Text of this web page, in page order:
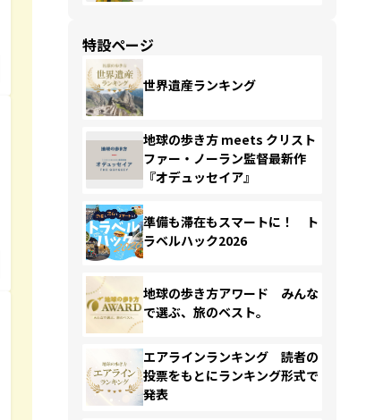
特設ページ
世界遺産ランキング
地球の歩き方 meets クリスト
ファー・ノーラン監督最新作
『オデュッセイア』
準備も滞在もスマートに！ ト
ラベルハック2026
地球の歩き方アワード みんな
で選ぶ、旅のベスト。
エアラインランキング 読者の
投票をもとにランキング形式で
発表